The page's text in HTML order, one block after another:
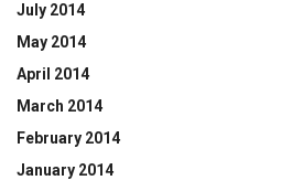
July 2014
May 2014
April 2014
March 2014
February 2014
January 2014